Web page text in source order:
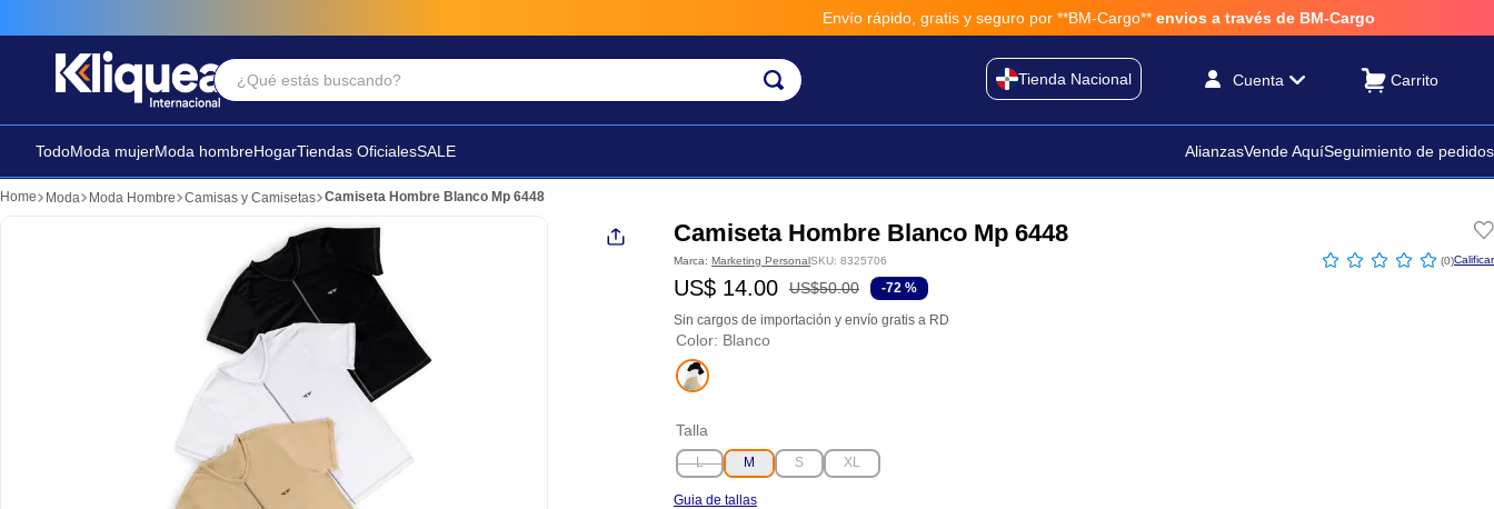
Envío rápido, gratis y seguro por **BM-Cargo** envios a través de BM-Cargo
¿Qué estás buscando?
Tienda Nacional Cuenta
TodoModa mujerModa hombreHogarTiendas OficialesSALE AlianzasVende AquíSeguimiento de pedidos
Moda Moda Hombre Camisas y Camisetas Camiseta Hombre Blanco Mp 6448
Camiseta Hombre Blanco Mp 6448
Marca: Marketing PersonalSKU: 8325706 ☆ ☆ ☆ ☆ ☆ (0)
US$ 14.00 US$50.00 -72 %
Sin cargos de importación y envío gratis a RD
Color: Blanco
Talla
L M S XL
Guia de tallas
Términos Más Buscados
2. sandalia